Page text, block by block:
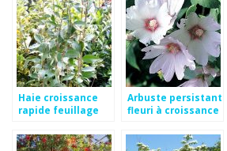
Haie croissance
rapide feuillage
Arbuste persistant
fleuri à croissance